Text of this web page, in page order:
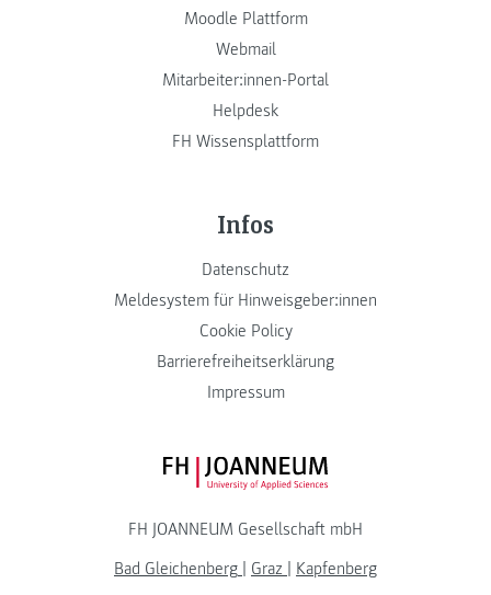
Moodle Plattform
Webmail
Mitarbeiter:innen-Portal
Helpdesk
FH Wissensplattform
Infos
Datenschutz
Meldesystem für Hinweisgeber:innen
Cookie Policy
Barrierefreiheitserklärung
Impressum
FH JOANNEUM Logo
FH JOANNEUM Gesellschaft mbH
Bad Gleichenberg | Graz | Kapfenberg